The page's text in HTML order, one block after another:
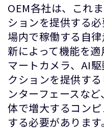
OEM各社は、これ
ションを提供する
場内で稼働する自
新によって機能を
マートカメラ、AI
クションを提供す
ンターフェースな
体で増大するコン
する必要があります。